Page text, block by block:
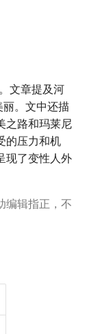
文章提及河
。文中还描
之路和玛莱尼
的压力和机
现了变性人外
编辑指正，不